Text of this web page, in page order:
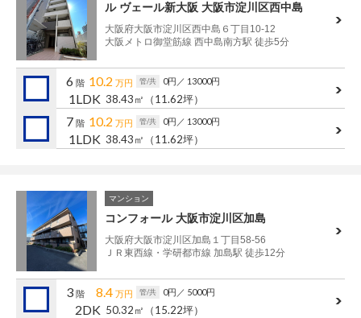
ル ヴェール新大阪 大阪市淀川区西中島
大阪府大阪市淀川区西中島６丁目10-12
大阪メトロ御堂筋線 西中島南方駅 徒歩5分
6 階 10.2 万円 管/共 0円 ／ 13000円
1LDK 38.43㎡ （11.62坪）
7 階 10.2 万円 管/共 0円 ／ 13000円
1LDK 38.43㎡ （11.62坪）
マンション
コンフォール 大阪市淀川区加島
大阪府大阪市淀川区加島１丁目58-56
ＪＲ東西線・学研都市線 加島駅 徒歩12分
3 階 8.4 万円 管/共 0円 ／ 5000円
2DK 50.32㎡ （15.22坪）